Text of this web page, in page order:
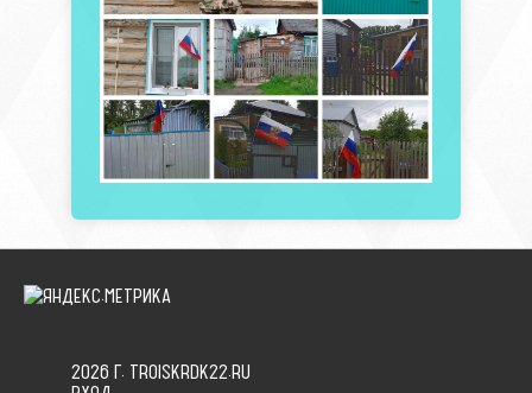
2026 Г. TROISKRDK22.RU